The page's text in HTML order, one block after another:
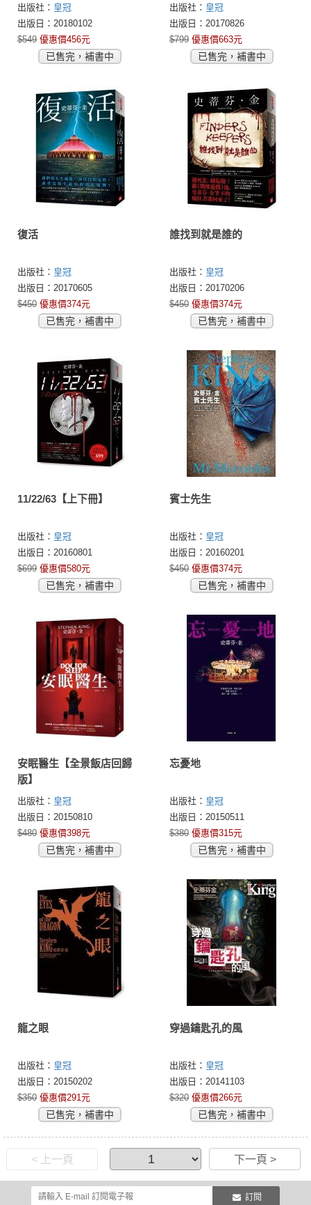
出版社： 皇冠
出版日：20180102
$549 優惠價456元
已售完，補書中
出版社： 皇冠
出版日：20170826
$799 優惠價663元
已售完，補書中
復活
出版社： 皇冠
出版日：20170605
$450 優惠價374元
已售完，補書中
誰找到就是誰的
出版社： 皇冠
出版日：20170206
$450 優惠價374元
已售完，補書中
11/22/63【上下冊】
出版社： 皇冠
出版日：20160801
$699 優惠價580元
已售完，補書中
賓士先生
出版社： 皇冠
出版日：20160201
$450 優惠價374元
已售完，補書中
安眠醫生【全景飯店回歸
版】
出版社： 皇冠
出版日：20150810
$480 優惠價398元
已售完，補書中
忘憂地
出版社： 皇冠
出版日：20150511
$380 優惠價315元
已售完，補書中
龍之眼
出版社： 皇冠
出版日：20150202
$350 優惠價291元
已售完，補書中
穿過鑰匙孔的風
出版社： 皇冠
出版日：20141103
$320 優惠價266元
已售完，補書中
< 上一頁 下一頁 >
訂閱